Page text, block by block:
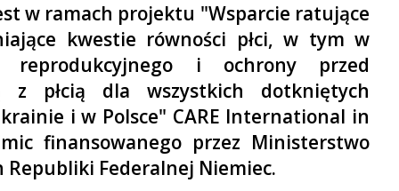
w ramach projektu "Wsparcie ratujące
kwestie równości płci, w tym w
reprodukcyjnego i ochrony przed
z płcią dla wszystkich dotkniętych
i w Polsce" CARE International in
finansowanego przez Ministerstwo
Republiki Federalnej Niemiec.